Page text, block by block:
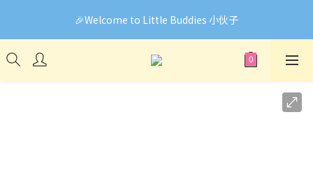
🎉Welcome to Little Buddies 小伙子
🎉Welcome to Little Buddies 小伙子
網頁系統升級中，部份貨品價錢未能正確顯示🙏下單前可先
Facebook Messenger與我們聯絡❤️